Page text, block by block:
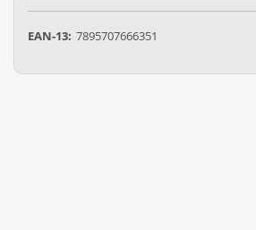
EAN-13: 7895707666351